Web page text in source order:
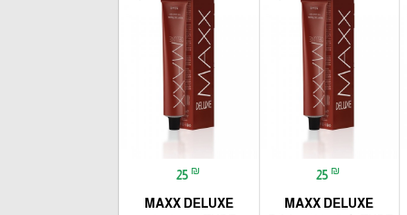
25 ₪
MAXX DELUXE
25 ₪
MAXX DELUXE